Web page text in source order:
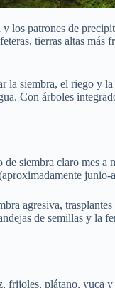
patrones de
tierras altas
siembra, el riego y
Con árboles
siembra claro mes
agresiva,
de semillas y la
plátano, yuca y